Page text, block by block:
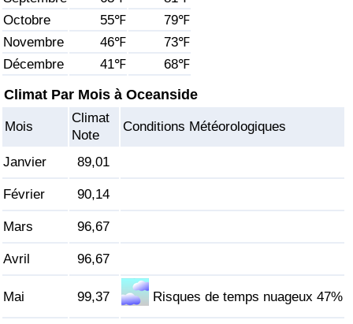
Octobre
55℉
79℉
Novembre
46℉
73℉
Décembre
41℉ 68℉
Climat Par Mois à Oceanside
Mois
Climat
Note
Conditions Météorologiques
Janvier 89,01
Février 90,14
Mars 96,67
Avril 96,67
Mai 99,37 Risques de temps nuageux 47%
Soins de santé
Indice des soins de santé (Actuel)
Pollution
Indice de Pollution (Actuel)
Indice de pollution
Indice de Pollution par Pays